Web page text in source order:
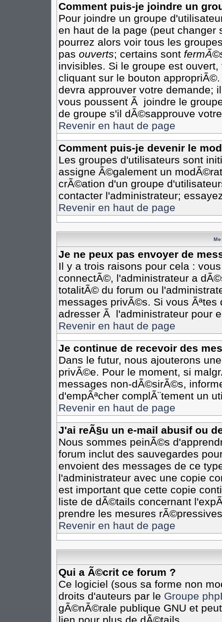
Comment puis-je joindre un
Pour joindre un groupe
en haut de la page (peut changer
pourrez alors voir tous les
pas ouverts; certains sont
invisibles. Si le groupe est
cliquant sur le bouton
devra approuver votre demande;
vous poussent Ã joindre le
de groupe s'il dÃ©sapprouve
Revenir en haut de page
Comment puis-je devenir le
Les groupes d'utilisateurs sont
assigne Ã©galement un
crÃ©ation d'un groupe
contacter l'administrateur;
Revenir en haut de page
Je ne peux pas envoyer de
Il y a trois raisons pour cela :
connectÃ©, l'administrateur a
totalitÃ© du forum ou
messages privÃ©s. Si vous
adresser Ã l'administrateur pour
Revenir en haut de page
Je continue de recevoir des
Dans le futur, nous ajouterons
privÃ©e. Pour le moment, si
messages non-dÃ©sirÃ©s,
d'empÃªcher complÃ¨tement un
Revenir en haut de page
J'ai reÃ§u un e-mail abusif ou
Nous sommes peinÃ©s
forum inclut des sauvegardes
envoient des messages de ce
l'administrateur avec une copie
est important que cette copie
liste de dÃ©tails concernant
prendre les mesures
Revenir en haut de page
Qui a Ã©crit ce forum ?
Ce logiciel (sous sa forme non
droits d'auteurs par le Groupe
gÃ©nÃ©rale publique GNU et